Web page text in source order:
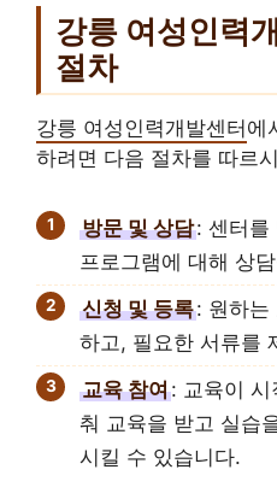
강릉 여성인력
절차
강릉 여성인력개발센터 에
하려면 다음 절차를 따르
방문 및 상담: 센터를
프로그램에 대해 상
신청 및 등록: 원하는
하고, 필요한 서류를
교육 참여: 교육이
춰 교육을 받고 실습
시킬 수 있습니다.